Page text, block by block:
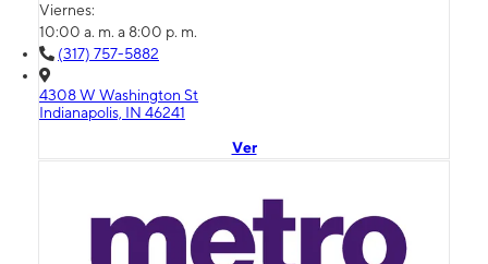
Viernes:
10:00 a. m. a 8:00 p. m.
(317) 757-5882
4308 W Washington St
Indianapolis, IN 46241
Ver